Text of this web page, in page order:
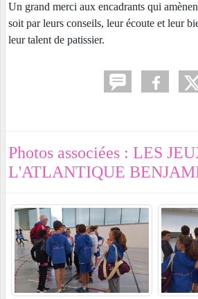
Un grand merci aux encadrants qui
soit par leurs conseils, leur écoute et leur
leur talent de patissier.
Photos associées : LES
L'ATLANTIQUE